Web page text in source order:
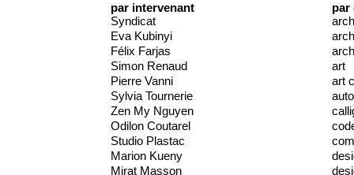
par intervenant
Syndicat
Eva Kubinyi
Félix Farjas
Simon Renaud
Pierre Vanni
Sylvia Tournerie
Zen My Nguyen
Odilon Coutarel
Studio Plastac
Marion Kueny
Mirat Masson
par
art
art